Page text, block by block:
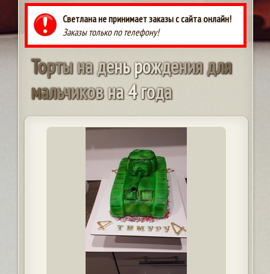
Светлана не принимает заказы с сайта онлайн!
Заказы только по телефону!
Тортынаденьрождениядля
мальчиковна4года